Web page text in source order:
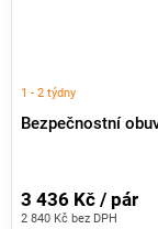
Bezpečnostní
1 - 2 týdny
2 840 Kč bez DPH
3 436 Kč / pár